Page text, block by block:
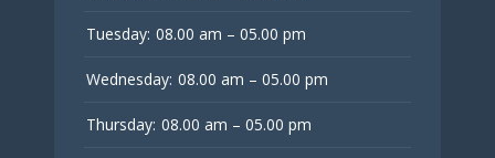
Tuesday: 08.00 am – 05.00 pm
Wednesday: 08.00 am – 05.00 pm
Thursday: 08.00 am – 05.00 pm